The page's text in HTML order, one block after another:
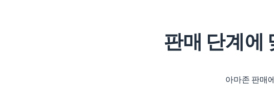
판매 단계에
아마존 판매